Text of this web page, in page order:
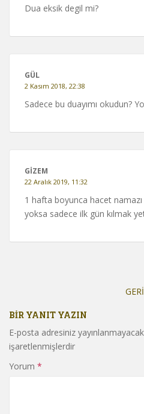
Dua eksik degil mi?
GÜL
2 Kasım 2018, 22:38
Sadece bu duayımı okudun?
GIZEM
22 Aralık 2019, 11:32
1 hafta boyunca hacet namazı
yoksa sadece ilk gün kılmak
GERİ
BIR YANIT YAZIN
E-posta adresiniz
işaretlenmişlerdir
Yorum *